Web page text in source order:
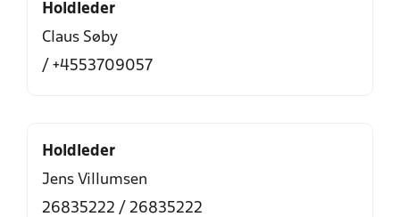
Holdleder
Claus Søby
/ +4553709057
Holdleder
Jens Villumsen
26835222 / 26835222